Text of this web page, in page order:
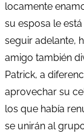
locamente
su esposa le
seguir adelante,
amigo también
Patrick, a
aprovechar su
los que había
se unirán al